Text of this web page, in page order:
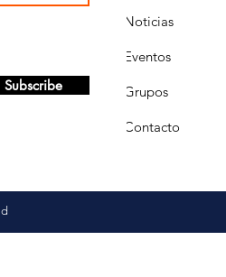
Noticias
Eventos
Grupos
Contacto
Subscribe